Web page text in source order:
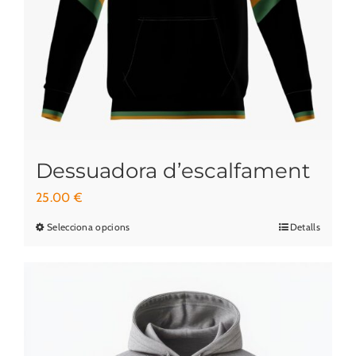
pàgina
Dessuadora d’escalfament
25.00€
Selecciona opcionsAquest
diverses
variants.
Les
Detalls